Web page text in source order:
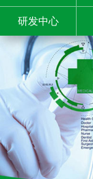
研发中心